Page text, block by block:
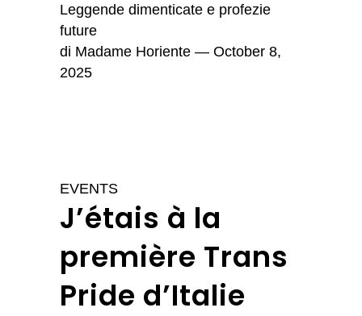
Leggende dimenticate e profezie
future
di Madame Horiente — October 8,
2025
EVENTS
J’étais à la
première Trans
Pride d’Italie